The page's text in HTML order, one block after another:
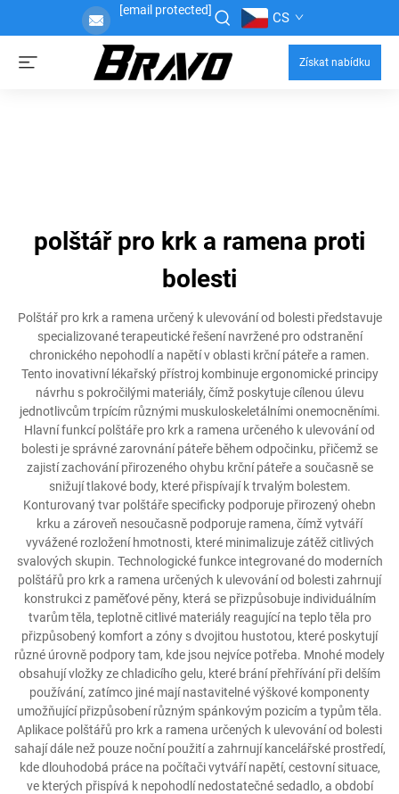
[email protected] CS
Získat nabídku
polštář pro krk a ramena proti
bolesti
Polštář pro krk a ramena určený k ulevování od bolesti představuje
specializované terapeutické řešení navržené pro odstranění
chronického nepohodlí a napětí v oblasti krční páteře a ramen.
Tento inovativní lékařský přístroj kombinuje ergonomické principy
návrhu s pokročilými materiály, čímž poskytuje cílenou úlevu
jednotlivcům trpícím různými muskuloskeletálními onemocněními.
Hlavní funkcí polštáře pro krk a ramena určeného k ulevování od
bolesti je správné zarovnání páteře během odpočinku, přičemž se
zajistí zachování přirozeného ohybu krční páteře a současně se
snižují tlakové body, které přispívají k trvalým bolestem.
Konturovaný tvar polštáře specificky podporuje přirozený ohebn
krku a zároveň nesoučasně podporuje ramena, čímž vytváří
vyvážené rozložení hmotnosti, které minimalizuje zátěž citlivých
svalových skupin. Technologické funkce integrované do moderních
polštářů pro krk a ramena určených k ulevování od bolesti zahrnují
konstrukci z paměťové pěny, která se přizpůsobuje individuálním
tvarům těla, teplotně citlivé materiály reagující na teplo těla pro
přizpůsobený komfort a zóny s dvojitou hustotou, které poskytují
různé úrovně podpory tam, kde jsou nejvíce potřeba. Mnohé modely
obsahují vložky ze chladicího gelu, které brání přehřívání při delším
používání, zatímco jiné mají nastavitelné výškové komponenty
umožňující přizpůsobení různým spánkovým pozicím a typům těla.
Aplikace polštářů pro krk a ramena určených k ulevování od bolesti
sahají dále než pouze noční použití a zahrnují kancelářské prostředí,
kde dlouhodobá práce na počítači vytváří napětí, cestovní situace,
ve kterých přispívá k nepohodlí nedostatečné sedadlo, a období